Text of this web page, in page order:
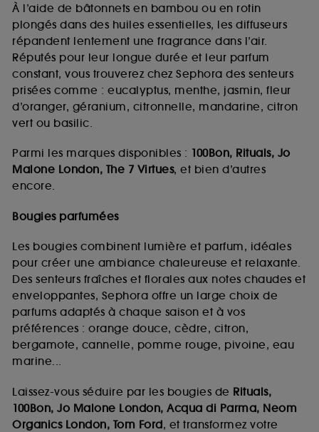
À l’aide de bâtonnets en bambou ou en rotin
plongés dans des huiles essentielles, les diffuseurs
répandent lentement une fragrance dans l’air.
Réputés pour leur longue durée et leur parfum
constant, vous trouverez chez Sephora des senteurs
prisées comme : eucalyptus, menthe, jasmin, fleur
d’oranger, géranium, citronnelle, mandarine, citron
vert ou basilic.
Parmi les marques disponibles : 100Bon, Rituals, Jo
Malone London, The 7 Virtues, et bien d’autres
encore.
Bougies parfumées
Les bougies combinent lumière et parfum, idéales
pour créer une ambiance chaleureuse et relaxante.
Des senteurs fraîches et florales aux notes chaudes et
enveloppantes, Sephora offre un large choix de
parfums adaptés à chaque saison et à vos
préférences : orange douce, cèdre, citron,
bergamote, cannelle, pomme rouge, pivoine, eau
marine...
Laissez-vous séduire par les bougies de Rituals,
100Bon, Jo Malone London, Acqua di Parma, Neom
Organics London, Tom Ford, et transformez votre